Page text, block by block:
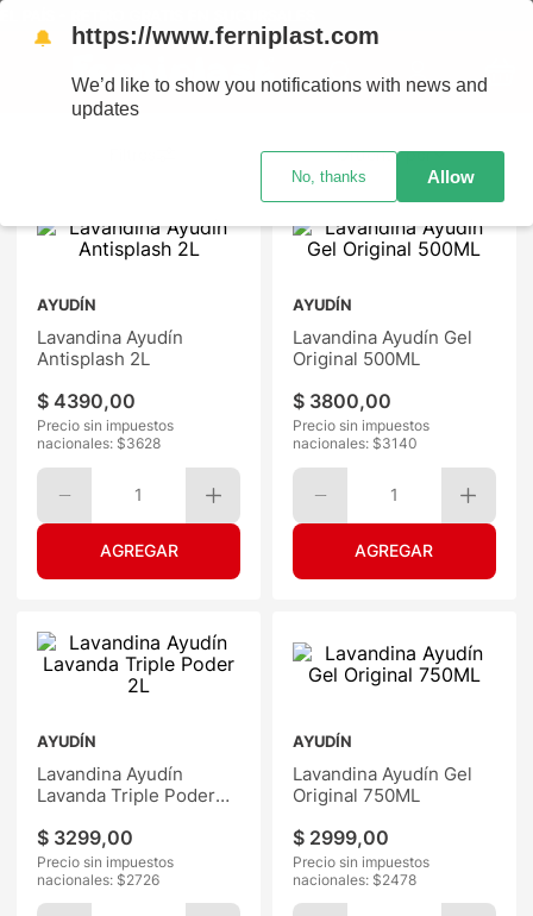
Ordenar por
AYUDÍN
Lavandina Ayudín
Antisplash 2L
$ 4390,00
Precio sin impuestos
nacionales: $3628
1
AYUDÍN
Lavandina Ayudín Gel
Original 500ML
$ 3800,00
Precio sin impuestos
nacionales: $3140
1
AYUDÍN
Lavandina Ayudín
Lavanda Triple Poder
$ 3299,00
Precio sin impuestos
nacionales: $2726
AYUDÍN
Lavandina Ayudín Gel
Original 750ML
$ 2999,00
Precio sin impuestos
nacionales: $2478
🔔 https://www.ferniplast.com
We’d like to show you notifications with news and
updates
No, thanks Allow